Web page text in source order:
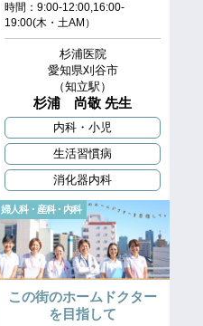
時間：9:00-12:00,16:00-
19:00(木・土AM）
杉浦医院
愛知県刈谷市
（知立駅）
杉浦 尚敬 先生
内科・小児
生活習慣病
消化器内科
婦人科・産科・内科
この街のホームドクター
を目指して